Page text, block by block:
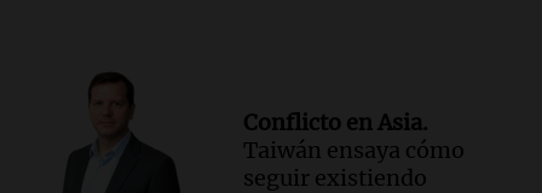
Conflicto en Asia.
Taiwán ensaya cómo
seguir existiendo